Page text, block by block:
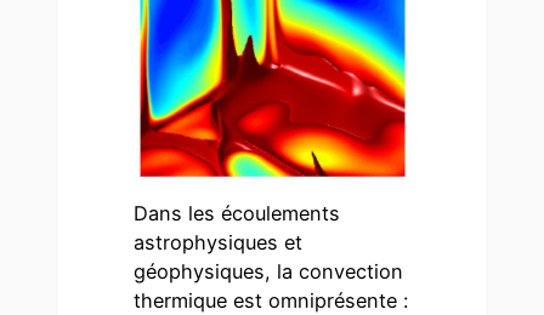
Dans les écoulements
astrophysiques et
géophysiques, la convection
thermique est omniprésente :